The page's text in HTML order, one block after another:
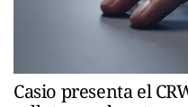
Casio presenta el